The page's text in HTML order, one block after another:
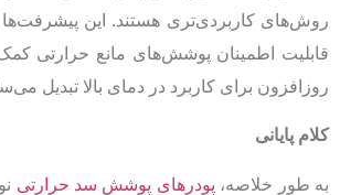
روش‌های کاربردی‌تری هستند. این پیشرفت‌ها
قابلیت اطمینان پوشش‌های مانع حرارتی کمک
روزافزون برای کاربرد در دمای بالا تبدیل
کلام پایانی
به طور خلاصه، پودرهای پوشش سد حرارتی